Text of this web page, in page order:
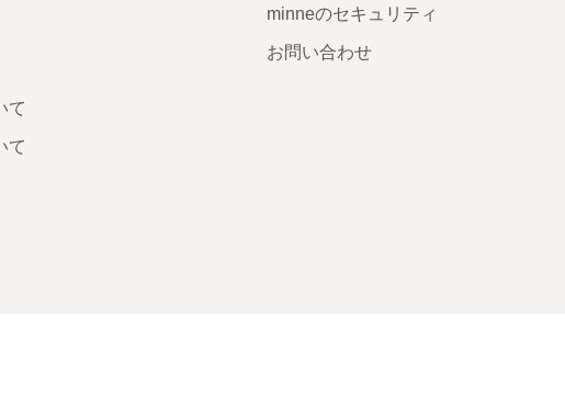
て
て
minneのセキュリティ
お問い合わせ